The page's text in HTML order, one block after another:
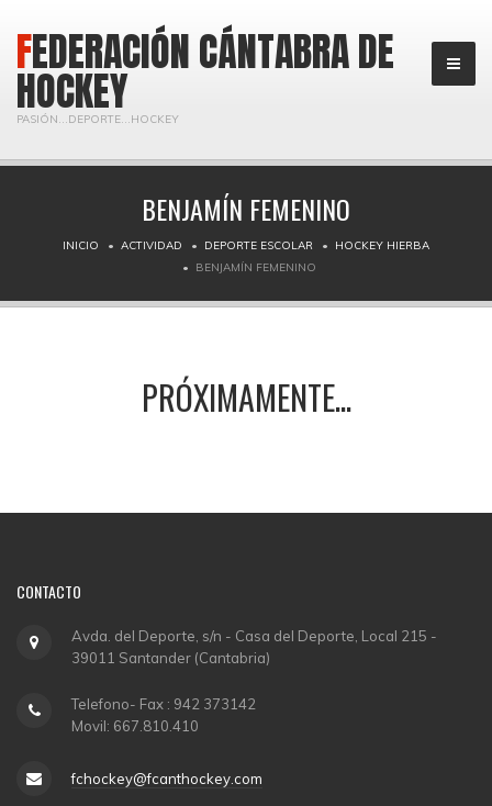
FEDERACIÓN CÁNTABRA DE
HOCKEY
PASIÓN...DEPORTE...HOCKEY
BENJAMÍN FEMENINO
INICIO ACTIVIDAD DEPORTE ESCOLAR
HOCKEY HIERBA
BENJAMÍN FEMENINO
PRÓXIMAMENTE...
CONTACTO
Avda. del Deporte, s/n - Casa del Deporte, Local 215 -
39011 Santander (Cantabria)
Telefono- Fax : 942 373142
Movil: 667.810.410
fchockey@fcanthockey.com